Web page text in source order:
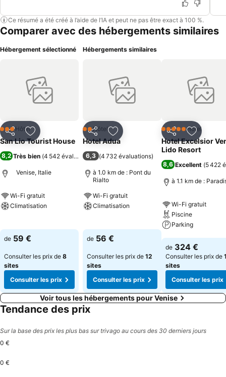
Ce résumé a été créé à l’aide de l’IA et peut ne pas être exact à 100 %.
Comparer avec des hébergements similaires
Hébergement sélectionné
PartagerAjouter à mes favoris
3 ÉtoilesHôtel
San Lio Tourist House
8,2 Très bien (4 542 évaluations)
Venise, Italie
Wi-Fi gratuit
Climatisation
de 59 €
Consulter les prix de 8
sites
Consulter les prix
Hébergements similaires
PartagerAjouter à mes favoris
2 Étoiles
Hôtel
Hotel Adua
6,3 (4 732 évaluations)
à 1.0 km de : Pont du
Rialto
Wi-Fi gratuit
Climatisation
de 56 €
Consulter les prix de 12
sites
Consulter les prix
PartagerAjouter
5 Étoiles Hôtel
Hotel Excelsior
Lido Resort
8,6 Excellent (5 422
à 1.1 km de :
Wi-Fi gratuit
Piscine
Parking
Consulter les
de 324 €
Consulter les prix de
sites
Consulter les prix
Voir tous les hébergements pour Venise
Tendance des prix
Sur la base des prix les plus bas sur trivago au cours des 30 derniers jours
0 €
0 €